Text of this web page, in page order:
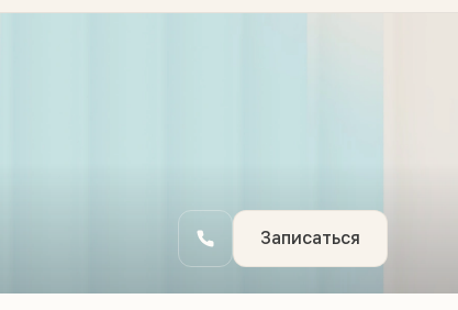
Записаться